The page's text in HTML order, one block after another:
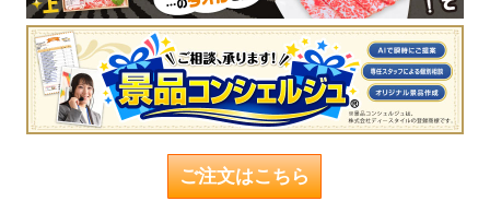
ご注文はこちら